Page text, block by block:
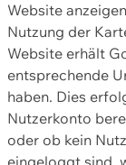
Website
Nutzung der
Website erhält
entsprechende
haben. Dies
Nutzerkonto
oder ob kein